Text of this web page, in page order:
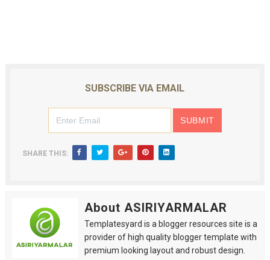
SUBSCRIBE VIA EMAIL
SHARE THIS:
About ASIRIYARMALAR
Templatesyard is a blogger resources site is a
provider of high quality blogger template with
premium looking layout and robust design.